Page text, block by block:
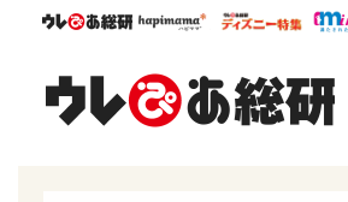
ウレぴあ総研ハピママ* ウ